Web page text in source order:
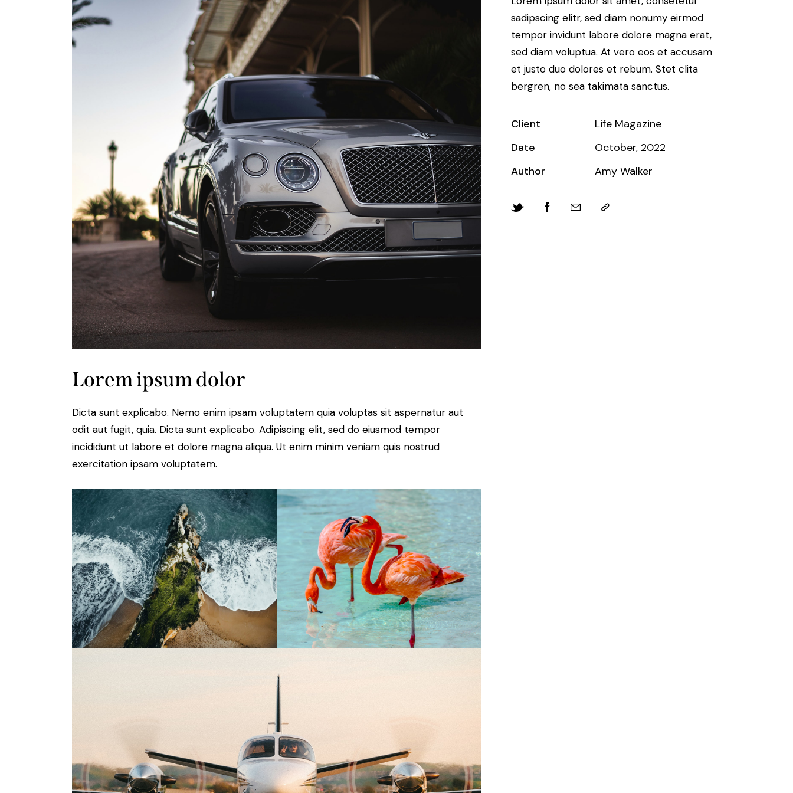
Lorem ipsum dolor
Dicta sunt explicabo. Nemo enim ipsam voluptatem quia voluptas sit aspernatur aut
odit aut fugit, quia. Dicta sunt explicabo. Adipiscing elit, sed do eiusmod tempor
incididunt ut labore et dolore magna aliqua. Ut enim minim veniam quis nostrud
exercitation ipsam voluptatem.
sadipscing elitr, sed diam nonumy eirmod
tempor invidunt labore dolore magna erat,
sed diam voluptua. At vero eos et accusam
et justo duo dolores et rebum. Stet clita
bergren, no sea takimata sanctus.
Client
Life Magazine
Date
October, 2022
Author
Amy Walker